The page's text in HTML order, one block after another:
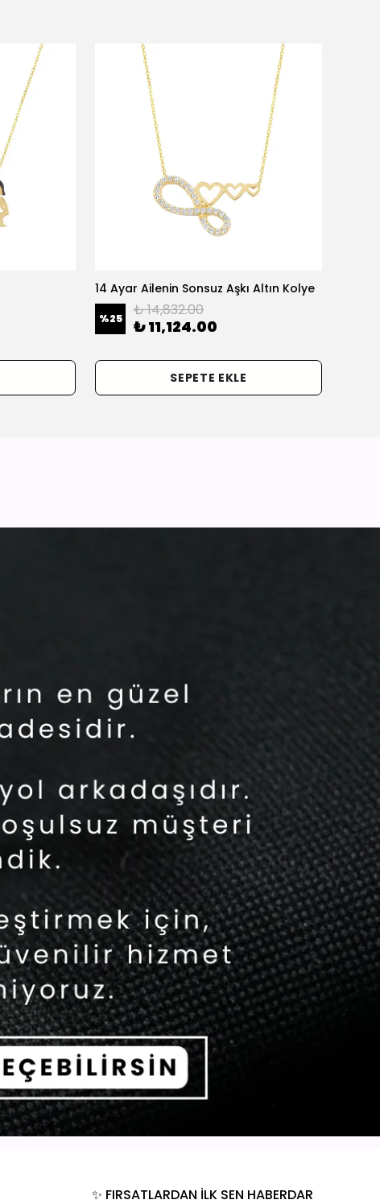
14 Ayar Ailenin Sonsuz Aşkı Altın Kolye
%25 ₺ 14,832.00
₺ 11,124.00
SEPETE EKLE
✨ FIRSATLARDAN İLK SEN HABERDAR